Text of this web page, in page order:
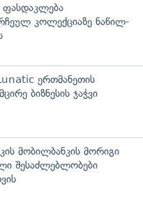
ფასდაკლება
კოლექციაზე ნაწილ-
ერთმანეთის
ბიზნესის ჯაჭვი
მობილბანკის მორიგი
შესაძლებლობები